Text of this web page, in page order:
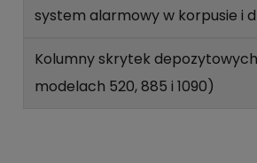
system alarmowy w korpusie i
Kolumny skrytek
modelach 520, 885 i 1090)